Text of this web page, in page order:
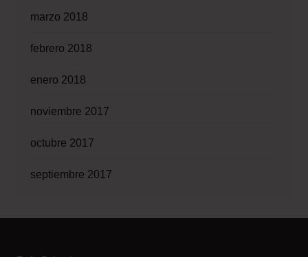
marzo 2018
febrero 2018
enero 2018
noviembre 2017
octubre 2017
septiembre 2017